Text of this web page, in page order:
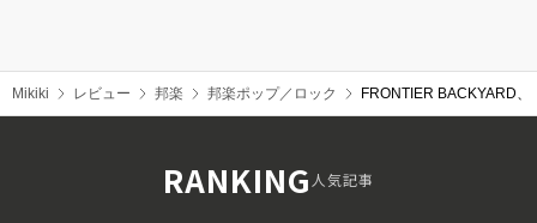
Mikiki レビュー 邦楽 邦楽ポップ／ロック FRONTIER BACKYARD
RANKING人気記事